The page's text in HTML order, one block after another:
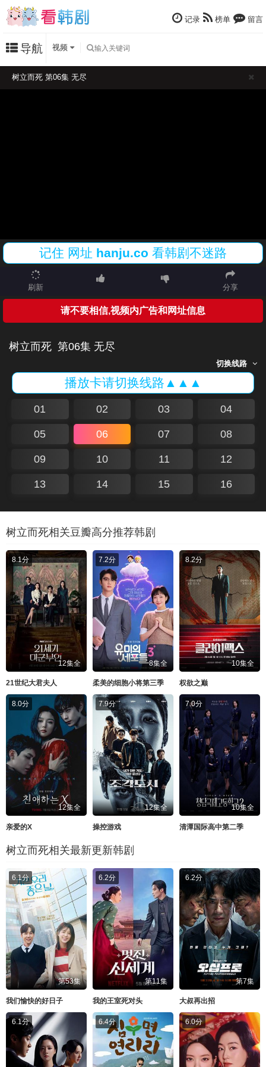
记录 榜单 留言
导航 视频
树立而死 第06集 无尽
记住 网址 hanju.co 看韩剧不迷路
刷新 分享
请不要相信,视频内广告和网址信息
树立而死 第06集 无尽
切换线路
播放卡请切换线路▲▲▲
01 02 03 04
05 06 07 08
09 10 11 12
13 14 15 16
树立而死相关豆瓣高分推荐韩剧
8.1分
12集全
21世纪大君夫人
7.2分
8集全
柔美的细胞小将第三季
8.2分
10集全
权欲之巅
8.0分
12集全
亲爱的X
7.9分
12集全
操控游戏
7.0分
10集全
清潭国际高中第二季
树立而死相关最新更新韩剧
6.1分
第53集
我们愉快的好日子
6.2分
第11集
我的王室死对头
6.2分
第7集
大叔再出招
6.1分 6.4分 6.0分